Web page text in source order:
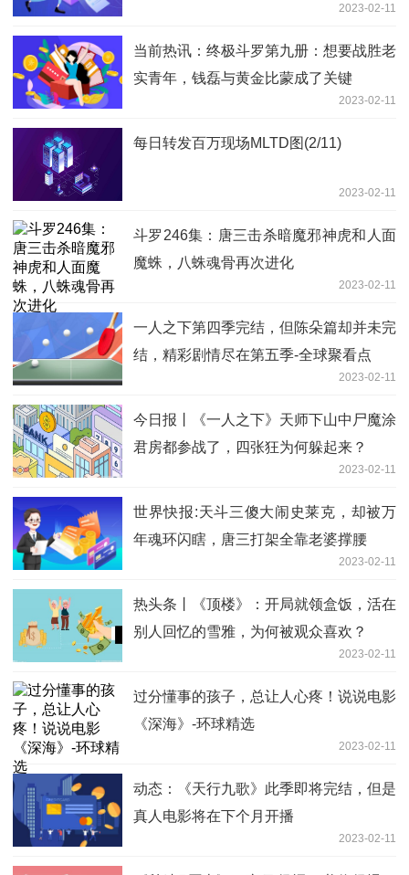
2023-02-11
当前热讯：终极斗罗第九册：想要战胜老
实青年，钱磊与黄金比蒙成了关键
2023-02-11
每日转发百万现场MLTD图(2/11)
2023-02-11
斗罗246集：唐三击杀暗魔邪神虎和人面
魔蛛，八蛛魂骨再次进化
2023-02-11
一人之下第四季完结，但陈朵篇却并未完
结，精彩剧情尽在第五季-全球聚看点
2023-02-11
今日报丨《一人之下》天师下山中尸魔涂
君房都参战了，四张狂为何躲起来？
2023-02-11
世界快报:天斗三傻大闹史莱克，却被万
年魂环闪瞎，唐三打架全靠老婆撑腰
2023-02-11
热头条丨《顶楼》：开局就领盒饭，活在
别人回忆的雪雅，为何被观众喜欢？
2023-02-11
过分懂事的孩子，总让人心疼！说说电影
《深海》-环球精选
2023-02-11
动态：《天行九歌》此季即将完结，但是
真人电影将在下个月开播
2023-02-11